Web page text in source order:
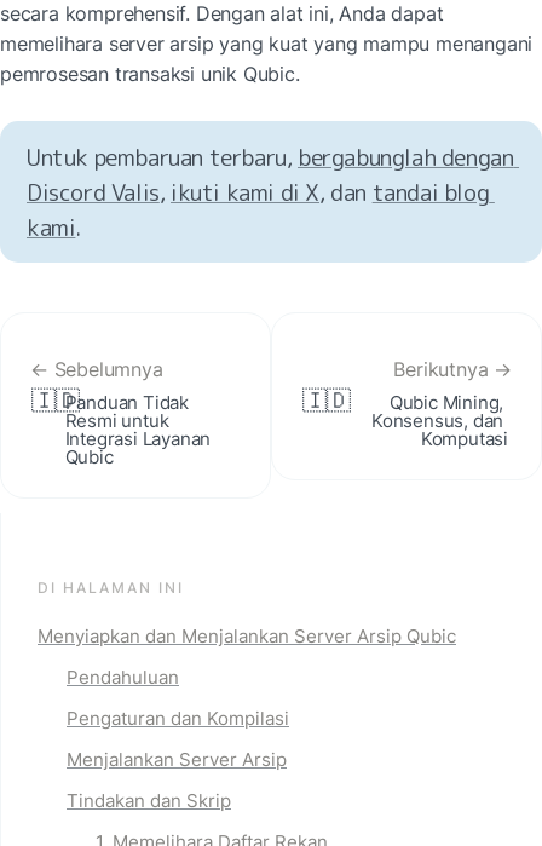
secara komprehensif. Dengan alat ini, Anda dapat
memelihara server arsip yang kuat yang mampu menangani
pemrosesan transaksi unik Qubic.
Untuk pembaruan terbaru, bergabunglah dengan
Discord Valis, ikuti kami di X, dan tandai blog
kami.
← Sebelumnya
🇮🇩Panduan Tidak
Resmi untuk
Integrasi Layanan
Qubic
Berikutnya →
🇮🇩 Qubic Mining,
Konsensus, dan
Komputasi
DI HALAMAN INI
Menyiapkan dan Menjalankan Server Arsip Qubic
Pendahuluan
Pengaturan dan Kompilasi
Menjalankan Server Arsip
Tindakan dan Skrip